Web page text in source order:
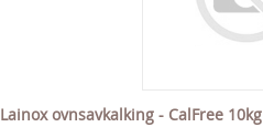
Lainox ovnsavkalking - CalFree 10kg